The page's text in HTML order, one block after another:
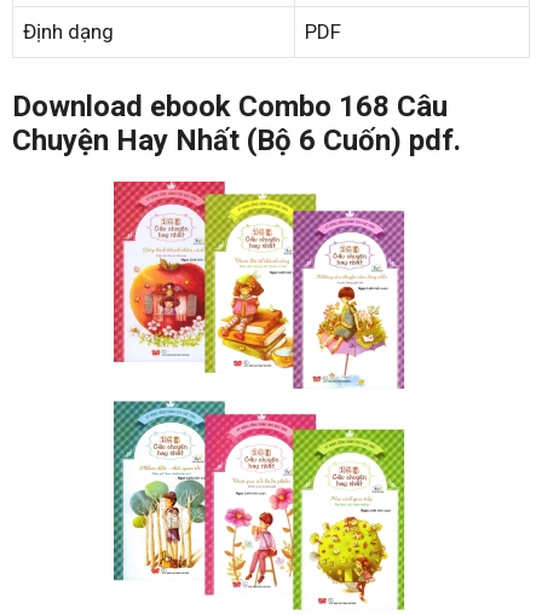
Định dạng PDF
Download ebook Combo 168 Câu
Chuyện Hay Nhất (Bộ 6 Cuốn) pdf.